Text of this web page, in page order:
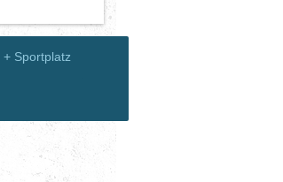
Sportplatz